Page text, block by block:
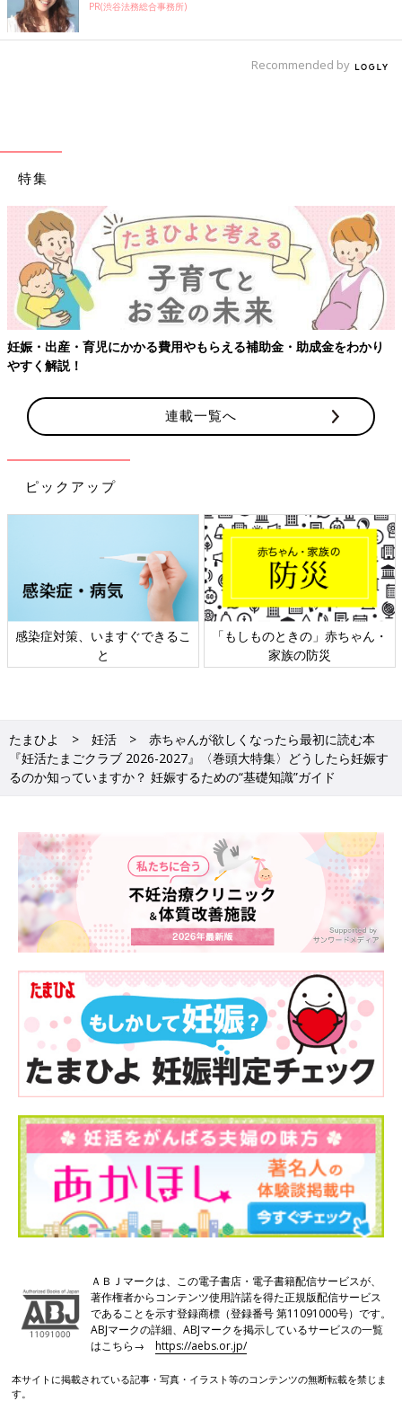
PR(渋谷法務総合事務所)
Recommended by
特集
【ワクチン接種できるものも】妊婦の感染症対策、知っておいて！
連載一覧へ
ピックアップ
日本外来小児科学会リーフレッ
ト検討会
六星占術 細木かおりさんの人生
相談
たまひよ 妊活
赤ちゃんが欲しくなったら最初に読む本
『妊活たまごクラブ 2026-2027』〈巻頭大特集〉どうしたら妊娠す
るのか知っていますか？ 妊娠するための“基礎知識”ガイド
ＡＢＪマークは、この電子書店・電子書籍配信サービスが、
著作権者からコンテンツ使用許諾を得た正規版配信サービス
であることを示す登録商標（登録番号 第11091000号）です。
ABJマークの詳細、ABJマークを掲示しているサービスの一覧
はこちら→https://aebs.or.jp/
本サイトに掲載されている記事・写真・イラスト等のコンテンツの無断転載を禁じま
す。